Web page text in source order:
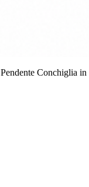
Pendente Conchiglia